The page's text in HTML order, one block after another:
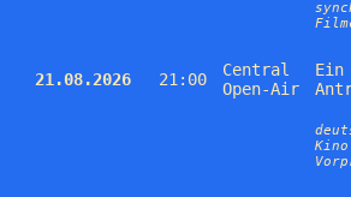
21.08.2026 21:00
Central
Open-Air
Kino